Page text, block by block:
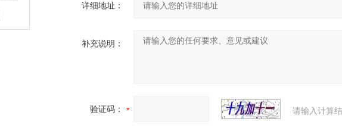
详细地址：
补充说明：
验证码： 请输入计算